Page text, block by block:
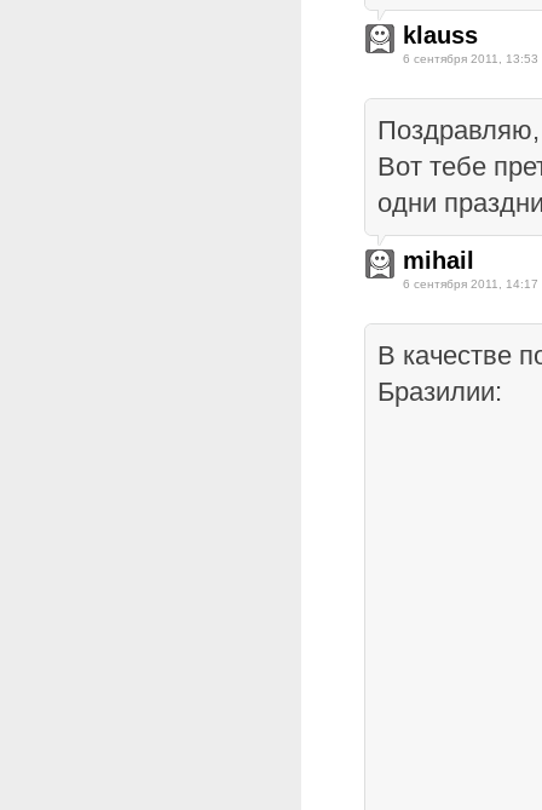
klauss
6 сентября 2011, 13:53
Вот тебе
одни
mihail
6 сентября 2011, 14:17
В качестве
Бразилии: